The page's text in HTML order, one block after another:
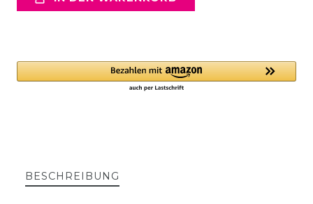
BESCHREIBUNG